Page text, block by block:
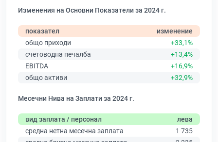
Изменения на Основни Показатели за 2024 г.
показател
изменение
общо приходи
+33,1%
счетоводна печалба
+13,4%
EBITDA
+16,9%
общо активи
+32,9%
Месечни Нива на Заплати за 2024 г.
вид заплата / персонал
лева
средна нетна месечна заплата
1 735